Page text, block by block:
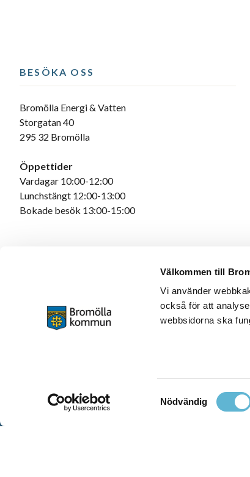
Välkommen till
Vi använder
också för att
webbsidorna ska
Samtyckesval
Nödvändig
BESÖKA OSS
Bromölla Energi & Vatten
Storgatan 40
295 32 Bromölla
Öppettider
Vardagar 10:00-12:00
Lunchstängt 12:00-13:00
Bokade besök 13:00-15:00